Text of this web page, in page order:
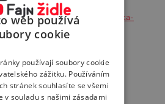
kancelarske-zidle-a-kancelarska-
air-plus/
web používá
cookie
používají soubory cookie
zážitku. Používáním
stránek souhlasíte se všemi
v souladu s našimi zásadami